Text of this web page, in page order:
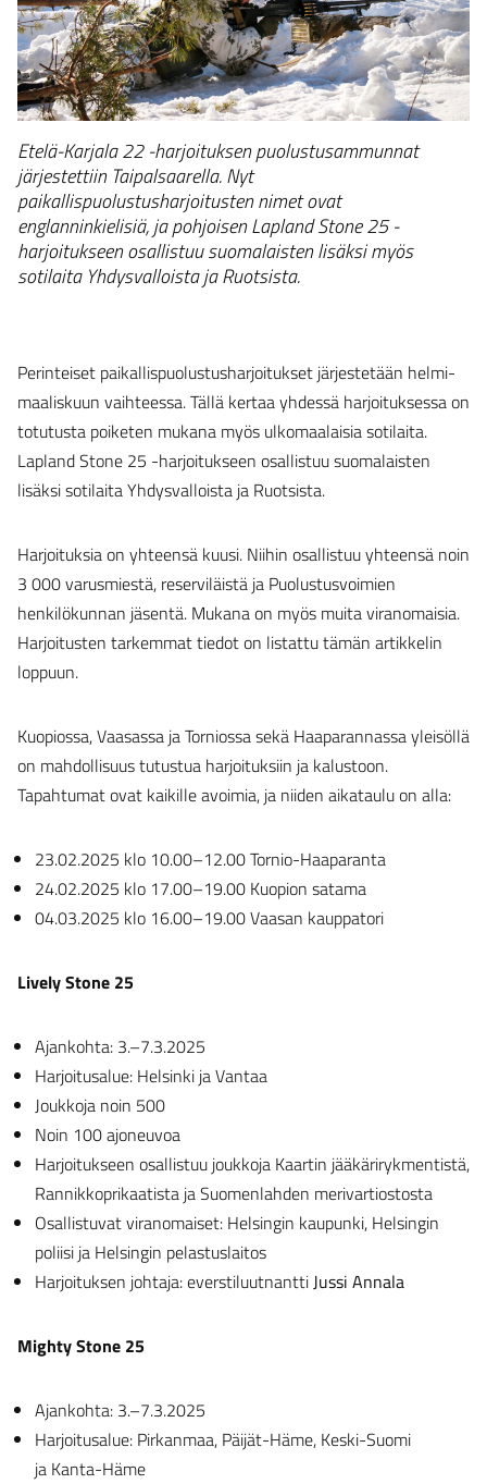
Etelä-Karjala 22 -harjoituksen puolustusammunnat
järjestettiin Taipalsaarella. Nyt
paikallispuolustusharjoitusten nimet ovat
englanninkielisiä, ja pohjoisen Lapland Stone 25 -
harjoitukseen osallistuu suomalaisten lisäksi myös
sotilaita Yhdysvalloista ja Ruotsista.
Perinteiset paikallispuolustusharjoitukset järjestetään helmi-
maaliskuun vaihteessa. Tällä kertaa yhdessä harjoituksessa on
totutusta poiketen mukana myös ulkomaalaisia sotilaita.
Lapland Stone 25 -harjoitukseen osallistuu suomalaisten
lisäksi sotilaita Yhdysvalloista ja Ruotsista.
Harjoituksia on yhteensä kuusi. Niihin osallistuu yhteensä noin
3 000 varusmiestä, reserviläistä ja Puolustusvoimien
henkilökunnan jäsentä. Mukana on myös muita viranomaisia.
Harjoitusten tarkemmat tiedot on listattu tämän artikkelin
loppuun.
Kuopiossa, Vaasassa ja Torniossa sekä Haaparannassa yleisöllä
on mahdollisuus tutustua harjoituksiin ja kalustoon.
Tapahtumat ovat kaikille avoimia, ja niiden aikataulu on alla:
23.02.2025 klo 10.00–12.00 Tornio-Haaparanta
24.02.2025 klo 17.00–19.00 Kuopion satama
04.03.2025 klo 16.00–19.00 Vaasan kauppatori
Lively Stone 25
Ajankohta: 3.–7.3.2025
Harjoitusalue: Helsinki ja Vantaa
Joukkoja noin 500
Noin 100 ajoneuvoa
Harjoitukseen osallistuu joukkoja Kaartin jääkärirykmentistä,
Rannikkoprikaatista ja Suomenlahden merivartiostosta
Osallistuvat viranomaiset: Helsingin kaupunki, Helsingin
poliisi ja Helsingin pelastuslaitos
Harjoituksen johtaja: everstiluutnanttiJussi Annala
Mighty Stone 25
Ajankohta: 3.–7.3.2025
Harjoitusalue: Pirkanmaa, Päijät-Häme, Keski-Suomi
ja Kanta-Häme